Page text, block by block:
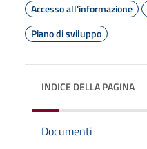
Accesso all'informazione
Piano di sviluppo
INDICE DELLA PAGINA
Documenti